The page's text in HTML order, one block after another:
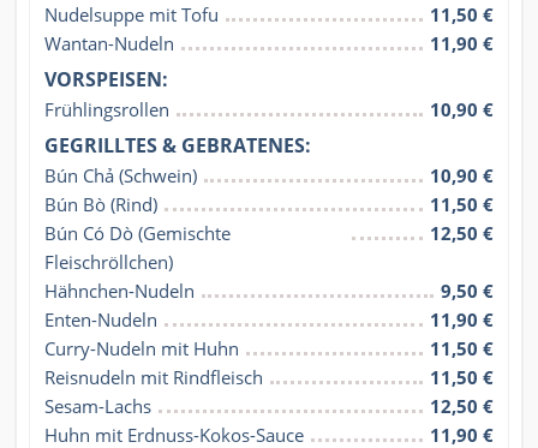
Nudelsuppe mit Tofu
11,50 €
Wantan-Nudeln
11,90 €
VORSPEISEN:
Frühlingsrollen 10,90 €
GEGRILLTES & GEBRATENES:
Bún Chả (Schwein)
10,90 €
Bún Bò (Rind)
11,50 €
Bún Có Dò (Gemischte
Fleischröllchen)
12,50 €
Hähnchen-Nudeln
9,50 €
Enten-Nudeln
11,90 €
Curry-Nudeln mit Huhn
11,50 €
Reisnudeln mit Rindfleisch
11,50 €
Sesam-Lachs
12,50 €
Huhn mit Erdnuss-Kokos-Sauce
11,90 €